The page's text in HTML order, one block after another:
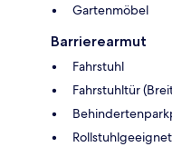
Gartenmöbel
Barrierearmut
Fahrstuhl
Fahrstuhltür